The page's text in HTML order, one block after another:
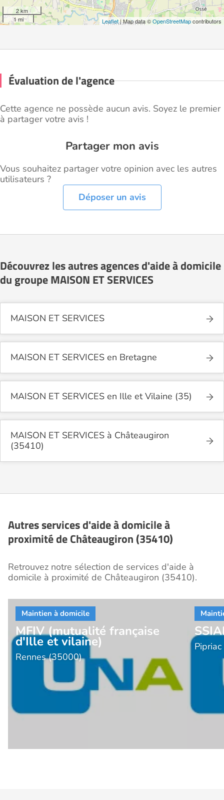
2 km
1 mi
Leaflet| Map data ©OpenStreetMapcontributors
Évaluation de l'agence
Cette agence ne possède aucun avis. Soyez le premier
à partager votre avis !
Partager mon avis
Vous souhaitez partager votre opinion avec les autres
utilisateurs ?
Déposer un avis
Découvrez les autres agences d'aide à domicile
du groupe MAISON ET SERVICES
MAISON ET SERVICES
MAISON ET SERVICES en Bretagne
MAISON ET SERVICES en Ille et Vilaine (35)
MAISON ET SERVICES à Châteaugiron
(35410)
Autres services d'aide à domicile à
proximité de Châteaugiron (35410)
Retrouvez notre sélection de services d'aide à
domicile à proximité de Châteaugiron (35410).
MFIV (mutualité française
d'Ille et vilaine)
Rennes (35000)